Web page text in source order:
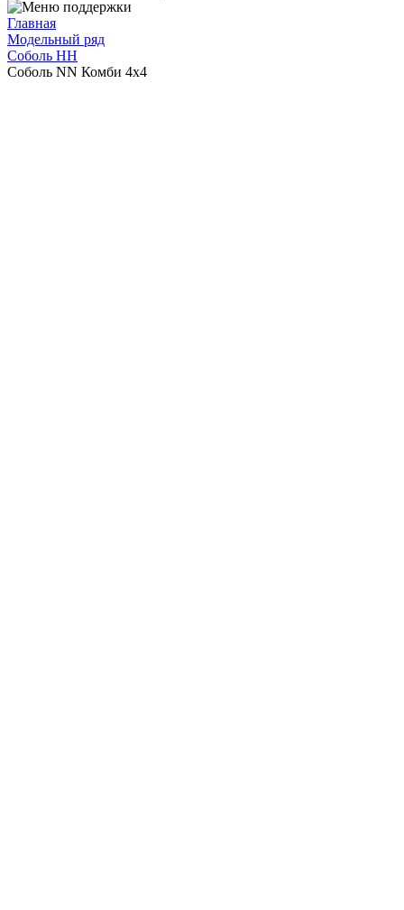
Главная
Модельный ряд
Соболь НН
Соболь NN Комби 4х4